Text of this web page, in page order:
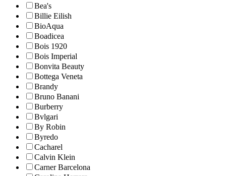
Bea's
Billie Eilish
BioAqua
Boadicea
Bois 1920
Bois Imperial
Bonvita Beauty
Bottega Veneta
Brandy
Bruno Banani
Burberry
Bvlgari
By Robin
Byredo
Cacharel
Calvin Klein
Carner Barcelona